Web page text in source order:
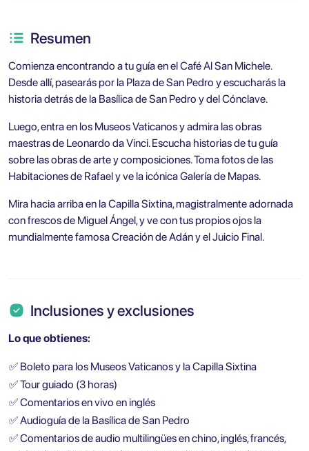
Resumen
Comienza encontrando a tu guía en el Café Al San Michele.
Desde allí, pasearás por la Plaza de San Pedro y escucharás la
historia detrás de la Basílica de San Pedro y del Cónclave.
Luego, entra en los Museos Vaticanos y admira las obras
maestras de Leonardo da Vinci. Escucha historias de tu guía
sobre las obras de arte y composiciones. Toma fotos de las
Habitaciones de Rafael y ve la icónica Galería de Mapas.
Mira hacia arriba en la Capilla Sixtina, magistralmente adornada
con frescos de Miguel Ángel, y ve con tus propios ojos la
mundialmente famosa Creación de Adán y el Juicio Final.
Inclusiones y exclusiones
Lo que obtienes:
✅ Boleto para los Museos Vaticanos y la Capilla Sixtina
✅Tour guiado (3 horas)
✅Comentarios en vivo en inglés
✅Audioguía de la Basílica de San Pedro
✅Comentarios de audio multilingües en chino, inglés, francés,